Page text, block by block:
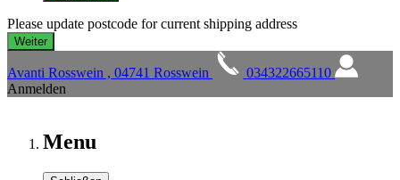
Please update postcode for current shipping address
Avanti Rosswein , 04741 Rosswein
034322665110
Anmelden
Menu